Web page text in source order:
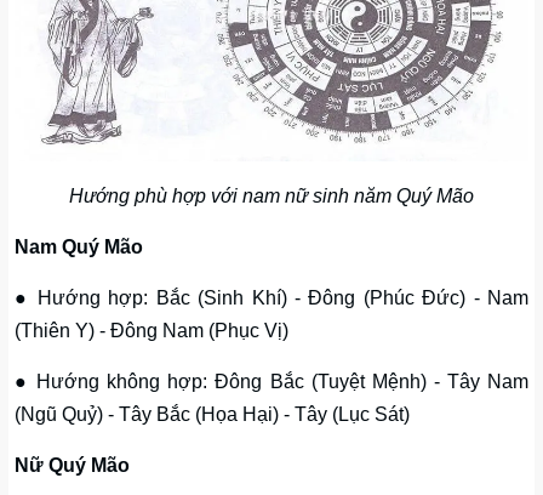
Hướng phù hợp với nam nữ sinh năm Quý Mão
Nam Quý Mão
● Hướng hợp: Bắc (Sinh Khí) - Đông (Phúc Đức) - Nam
(Thiên Y) - Đông Nam (Phục Vị)
● Hướng không hợp: Đông Bắc (Tuyệt Mệnh) - Tây Nam
(Ngũ Quỷ) - Tây Bắc (Họa Hại) - Tây (Lục Sát)
Nữ Quý Mão